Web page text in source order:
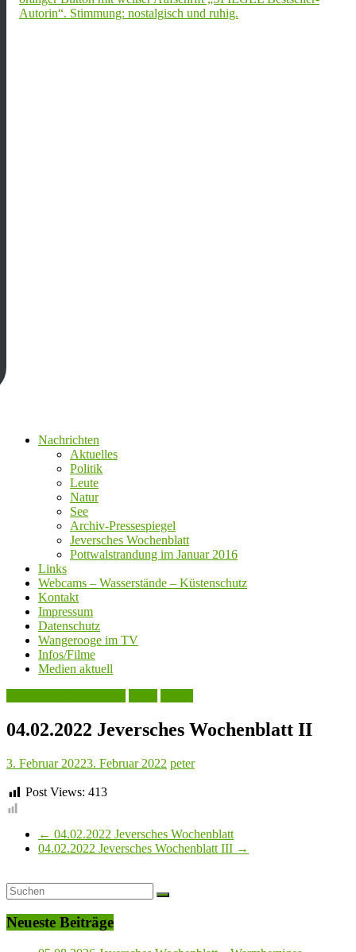
Nachrichten
Aktuelles
Politik
Leute
Natur
See
Archiv-Pressespiegel
Jeversches Wochenblatt
Pottwalstrandung im Januar 2016
Links
Webcams – Wasserstände – Küstenschutz
Kontakt
Impressum
Datenschutz
Wangerooge im TV
Infos/Filme
Medien aktuell
04.02.2022 Jeversches Wochenblatt II
3. Februar 20223. Februar 2022 peter
Post Views: 413
← 04.02.2022 Jeversches Wochenblatt
04.02.2022 Jeversches Wochenblatt III →
Neueste Beiträge